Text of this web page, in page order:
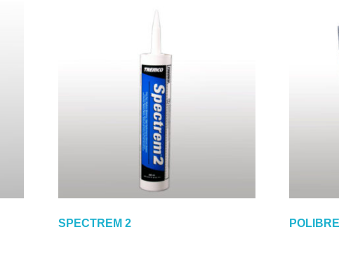
SPECTREM 2